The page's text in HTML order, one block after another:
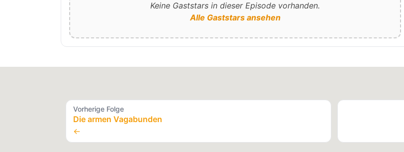
Keine Gaststars in dieser Episode vorhanden.
Alle Gaststars ansehen
Vorherige Folge
Die armen Vagabunden
←